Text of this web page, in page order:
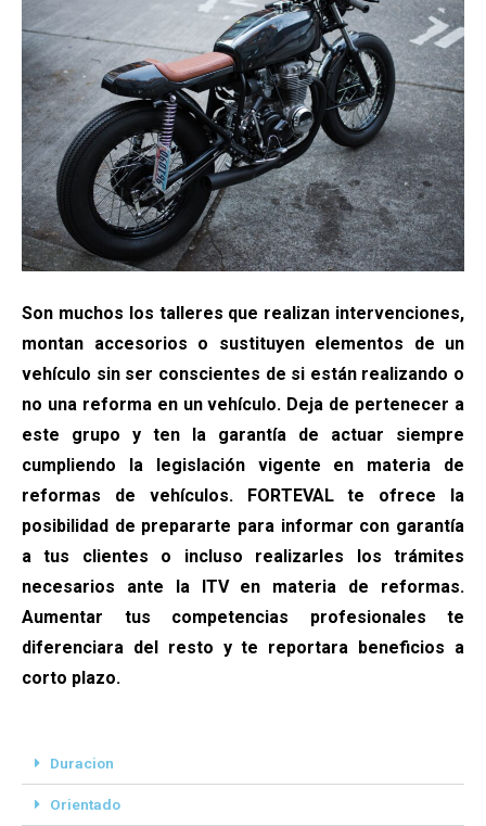
Son muchos los talleres que realizan intervenciones,
montan accesorios o sustituyen elementos de un
vehículo sin ser conscientes de si están realizando o
no una reforma en un vehículo. Deja de pertenecer a
este grupo y ten la garantía de actuar siempre
cumpliendo la legislación vigente en materia de
reformas de vehículos. FORTEVAL te ofrece la
posibilidad de prepararte para informar con garantía
a tus clientes o incluso realizarles los trámites
necesarios ante la ITV en materia de reformas.
Aumentar tus competencias profesionales te
diferenciara del resto y te reportara beneficios a
corto plazo.
Duracion
Orientado